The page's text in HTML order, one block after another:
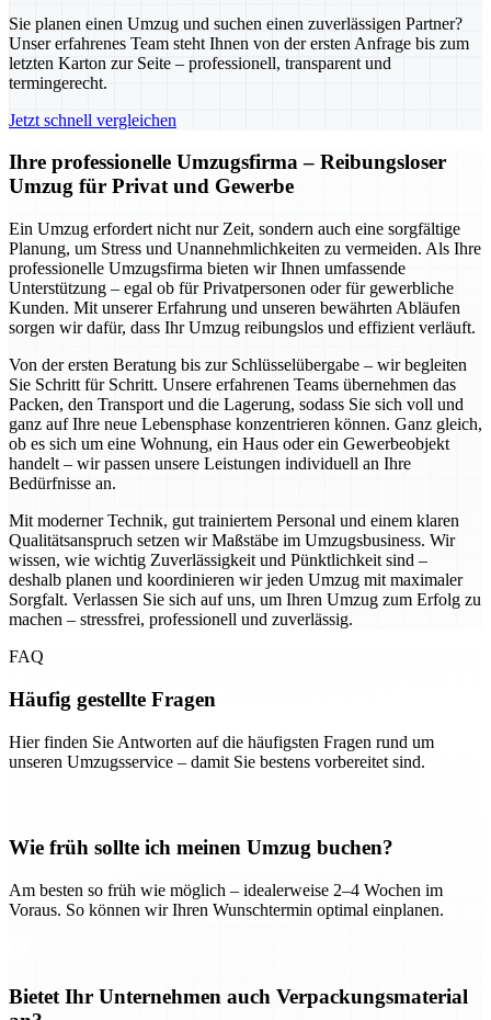
Sie planen einen Umzug und suchen einen zuverlässigen Partner?
Unser erfahrenes Team steht Ihnen von der ersten Anfrage bis zum
letzten Karton zur Seite – professionell, transparent und
termingerecht.
Jetzt schnell vergleichen
Ihre professionelle Umzugsfirma – Reibungsloser
Umzug für Privat und Gewerbe
Ein Umzug erfordert nicht nur Zeit, sondern auch eine sorgfältige
Planung, um Stress und Unannehmlichkeiten zu vermeiden. Als Ihre
professionelle Umzugsfirma bieten wir Ihnen umfassende
Unterstützung – egal ob für Privatpersonen oder für gewerbliche
Kunden. Mit unserer Erfahrung und unseren bewährten Abläufen
sorgen wir dafür, dass Ihr Umzug reibungslos und effizient verläuft.
Von der ersten Beratung bis zur Schlüsselübergabe – wir begleiten
Sie Schritt für Schritt. Unsere erfahrenen Teams übernehmen das
Packen, den Transport und die Lagerung, sodass Sie sich voll und
ganz auf Ihre neue Lebensphase konzentrieren können. Ganz gleich,
ob es sich um eine Wohnung, ein Haus oder ein Gewerbeobjekt
handelt – wir passen unsere Leistungen individuell an Ihre
Bedürfnisse an.
Mit moderner Technik, gut trainiertem Personal und einem klaren
Qualitätsanspruch setzen wir Maßstäbe im Umzugsbusiness. Wir
wissen, wie wichtig Zuverlässigkeit und Pünktlichkeit sind –
deshalb planen und koordinieren wir jeden Umzug mit maximaler
Sorgfalt. Verlassen Sie sich auf uns, um Ihren Umzug zum Erfolg zu
machen – stressfrei, professionell und zuverlässig.
FAQ
Häufig gestellte Fragen
Hier finden Sie Antworten auf die häufigsten Fragen rund um
unseren Umzugsservice – damit Sie bestens vorbereitet sind.
Wie früh sollte ich meinen Umzug buchen?
Am besten so früh wie möglich – idealerweise 2–4 Wochen im
Voraus. So können wir Ihren Wunschtermin optimal einplanen.
Bietet Ihr Unternehmen auch Verpackungsmaterial